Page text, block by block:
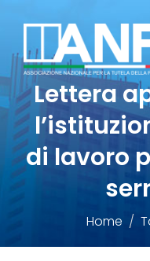
Lettera
di lavoro
Home